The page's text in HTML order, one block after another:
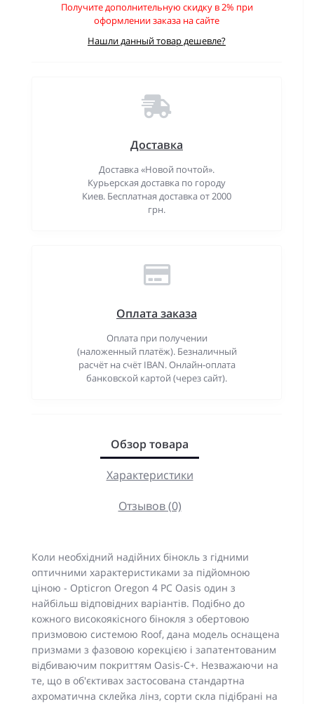
Получите дополнительную скидку в 2% при
оформлении заказа на сайте
Нашли данный товар дешевле?
Доставка
Доставка «Новой почтой».
Курьерская доставка по городу
Киев. Бесплатная доставка от 2000
грн.
Оплата заказа
Оплата при получении
(наложенный платёж). Безналичный
расчёт на счёт IBAN. Онлайн-оплата
банковской картой (через сайт).
Обзор товара
Характеристики
Отзывов (0)
Коли необхідний надійних бінокль з гідними
оптичними характеристиками за підйомною
ціною - Opticron Oregon 4 PC Oasis один з
найбільш відповідних варіантів. Подібно до
кожного високоякісного бінокля з обертовою
призмовою системою Roof, дана модель оснащена
призмами з фазовою корекцією і запатентованим
відбиваючим покриттям Oasis-C+. Незважаючи на
те, що в об'єктивах застосована стандартна
ахроматична склейка лінз, сорти скла підібрані на